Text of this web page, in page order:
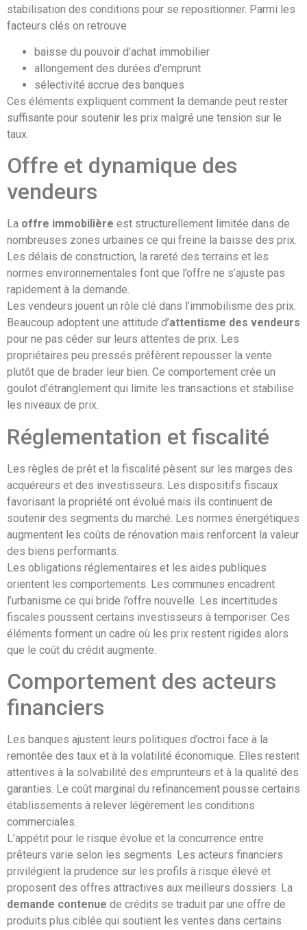
stabilisation des conditions pour se repositionner. Parmi les
facteurs clés on retrouve
baisse du pouvoir d’achat immobilier
allongement des durées d’emprunt
sélectivité accrue des banques
Ces éléments expliquent comment la demande peut rester
suffisante pour soutenir les prix malgré une tension sur le
taux.
Offre et dynamique des
vendeurs
La offre immobilière est structurellement limitée dans de
nombreuses zones urbaines ce qui freine la baisse des prix.
Les délais de construction, la rareté des terrains et les
normes environnementales font que l’offre ne s’ajuste pas
rapidement à la demande.
Les vendeurs jouent un rôle clé dans l’immobilisme des prix.
Beaucoup adoptent une attitude d’attentisme des vendeurs
pour ne pas céder sur leurs attentes de prix. Les
propriétaires peu pressés préfèrent repousser la vente
plutôt que de brader leur bien. Ce comportement crée un
goulot d’étranglement qui limite les transactions et stabilise
les niveaux de prix.
Réglementation et fiscalité
Les règles de prêt et la fiscalité pèsent sur les marges des
acquéreurs et des investisseurs. Les dispositifs fiscaux
favorisant la propriété ont évolué mais ils continuent de
soutenir des segments du marché. Les normes énergétiques
augmentent les coûts de rénovation mais renforcent la valeur
des biens performants.
Les obligations réglementaires et les aides publiques
orientent les comportements. Les communes encadrent
l’urbanisme ce qui bride l’offre nouvelle. Les incertitudes
fiscales poussent certains investisseurs à temporiser. Ces
éléments forment un cadre où les prix restent rigides alors
que le coût du crédit augmente.
Comportement des acteurs
financiers
Les banques ajustent leurs politiques d’octroi face à la
remontée des taux et à la volatilité économique. Elles restent
attentives à la solvabilité des emprunteurs et à la qualité des
garanties. Le coût marginal du refinancement pousse certains
établissements à relever légèrement les conditions
commerciales.
L’appétit pour le risque évolue et la concurrence entre
prêteurs varie selon les segments. Les acteurs financiers
privilégient la prudence sur les profils à risque élevé et
proposent des offres attractives aux meilleurs dossiers. La
demande contenue de crédits se traduit par une offre de
produits plus ciblée qui soutient les ventes dans certains